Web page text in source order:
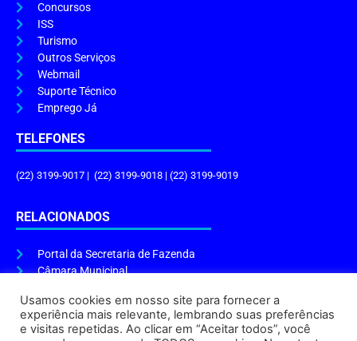
Concursos
ISS
Turismo
Outros Serviços
Webmail
Suporte Técnico
Emprego Já
TELEFONES
(22) 3199-9017 | (22) 3199-9018 | (22) 3199-9019
RELACIONADOS
Portal da Secretaria de Fazenda
Câmara Municipal
ENDEREÇO E HORÁRIO
Usamos cookies em nosso site para fornecer a
experiência mais relevante, lembrando suas preferências
e visitas repetidas. Ao clicar em “Aceitar todos”, você